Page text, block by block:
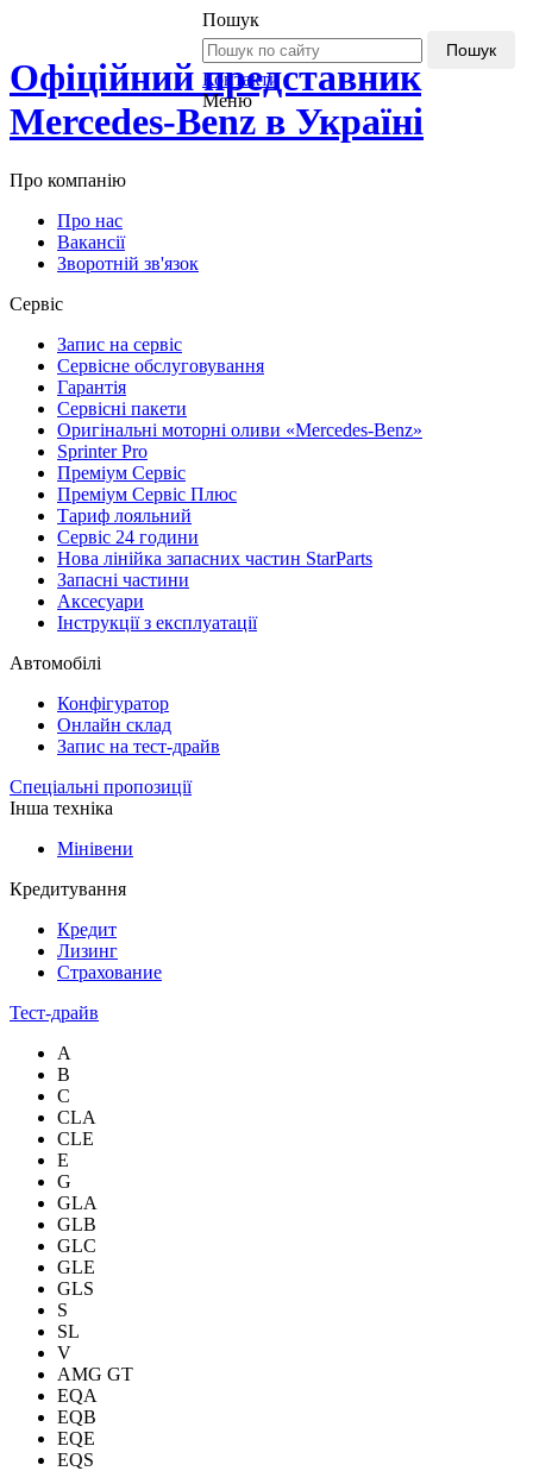
Офіційний представник
Mercedes-Benz в Україні
Пошук
Пошук
Контакти
Меню
Про компанію
Про нас
Вакансії
Зворотній зв'язок
Сервіс
Запис на сервіс
Сервісне обслуговування
Гарантія
Сервісні пакети
Оригінальні моторні оливи «Mercedes-Benz»
Sprinter Pro
Преміум Сервіс
Преміум Сервіс Плюс
Тариф лояльний
Сервіс 24 години
Нова лінійка запасних частин StarParts
Запасні частини
Аксесуари
Інструкції з експлуатації
Автомобілі
Конфігуратор
Онлайн склад
Запис на тест-драйв
Спеціальні пропозиції
Інша техніка
Мінівени
Кредитування
Кредит
Лизинг
Страхование
Тест-драйв
A
B
C
CLA
CLE
E
G
GLA
GLB
GLC
GLE
GLS
S
SL
V
AMG GT
EQA
EQB
EQE
EQS